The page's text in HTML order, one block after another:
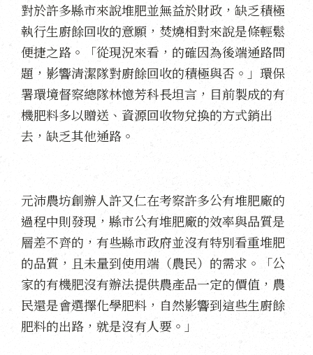
對於許多縣市來說堆肥並無益於財政，缺乏積極
執行生廚餘回收的意願，焚燒相對來說是條輕鬆
便捷之路。「從現況來看，的確因為後端通路問
題，影響清潔隊對廚餘回收的積極與否。」環保
署環境督察總隊林憶芳科長坦言，目前製成的有
機肥料多以贈送、資源回收物兌換的方式銷出
去，缺乏其他通路。
元沛農坊創辦人許又仁在考察許多公有堆肥廠的
過程中則發現，縣市公有堆肥廠的效率與品質是
層差不齊的，有些縣市政府並沒有特別看重堆肥
的品質，且未量到使用端（農民）的需求。「公
家的有機肥沒有辦法提供農產品一定的價值，農
民還是會選擇化學肥料，自然影響到這些生廚餘
肥料的出路，就是沒有人要。」